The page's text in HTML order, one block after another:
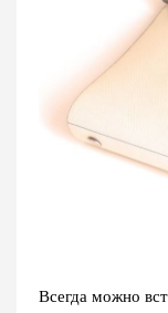
Всегда можно